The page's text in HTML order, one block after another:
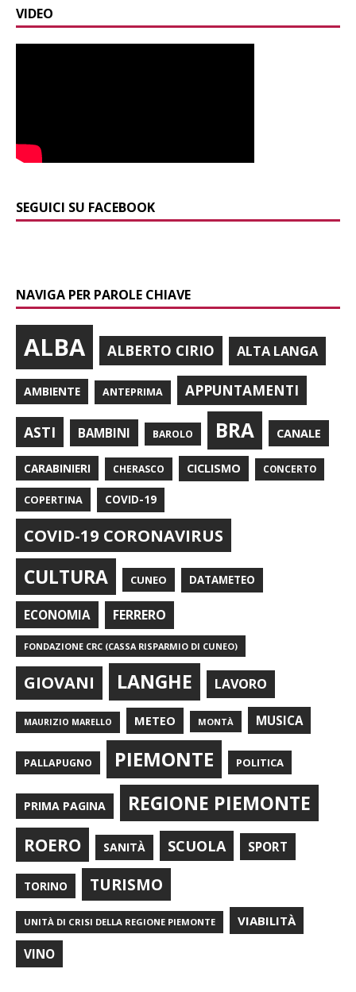
VIDEO
SEGUICI SU FACEBOOK
NAVIGA PER PAROLE CHIAVE
ALBA ALBERTO CIRIO ALTA LANGA
AMBIENTE ANTEPRIMA APPUNTAMENTI
ASTI BAMBINI BAROLO BRA CANALE
CARABINIERI CHERASCO CICLISMO CONCERTO
COPERTINA COVID-19
COVID-19 CORONAVIRUS
CULTURA CUNEO DATAMETEO
ECONOMIA FERRERO
FONDAZIONE CRC (CASSA RISPARMIO DI CUNEO)
GIOVANI LANGHE LAVORO
MAURIZIO MARELLO METEO MONTÀ MUSICA
PALLAPUGNO PIEMONTE POLITICA
PRIMA PAGINA REGIONE PIEMONTE
ROERO SANITÀ SCUOLA SPORT
TORINO TURISMO
UNITÀ DI CRISI DELLA REGIONE PIEMONTE VIABILITÀ
VINO